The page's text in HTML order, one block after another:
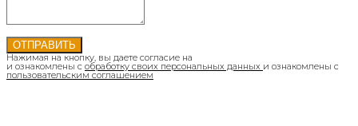
ОТПРАВИТЬ
Нажимая на кнопку, вы даете согласие на
и ознакомлены с обработку своих персональных данных и ознакомлены с
пользовательским соглашением